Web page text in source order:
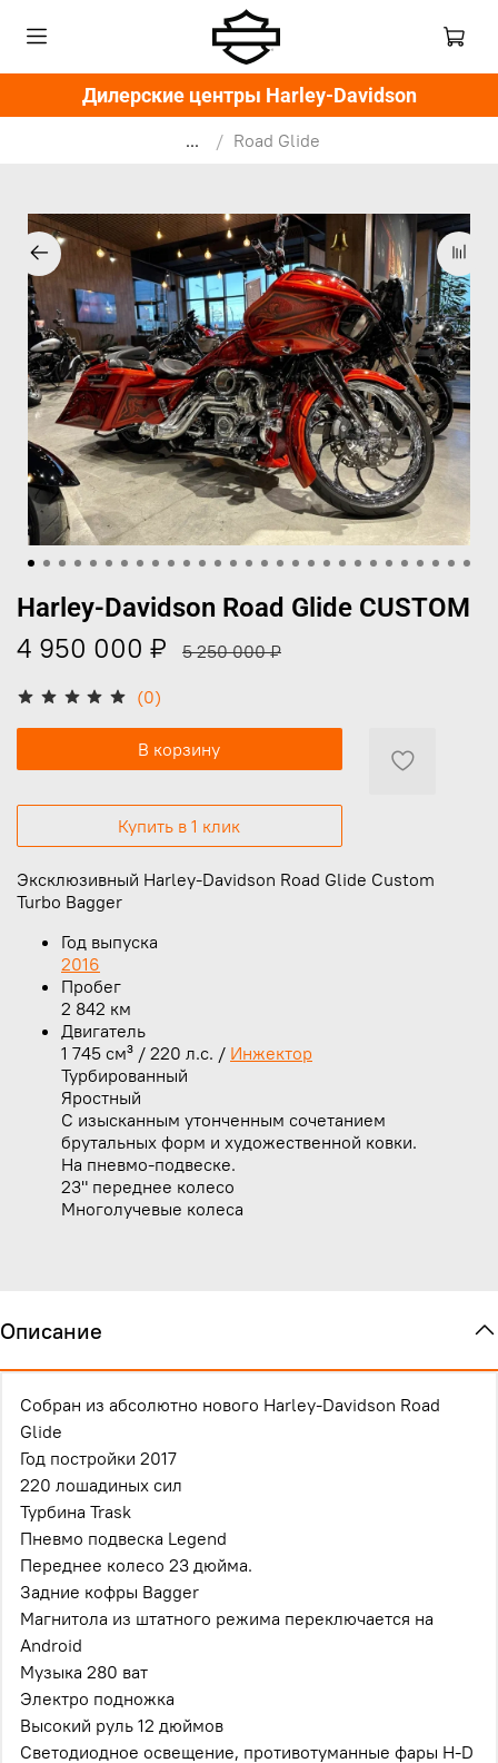
Дилерские центры Harley-Davidson
... Road Glide
(0)
Harley-Davidson Road Glide CUSTOM
4 950 000 ₽ 5 250 000 ₽
В корзину
Купить в 1 клик
Эксклюзивный Harley-Davidson Road Glide Custom
Turbo Bagger
Год выпуска
2016
Пробег
2 842 км
Двигатель
1 745 см³ / 220 л.с. / Инжектор
Турбированный
Яростный
С изысканным утонченным сочетанием
брутальных форм и художественной ковки.
На пневмо-подвеске.
23" переднее колесо
Многолучевые колеса
Описание
Собран из абсолютно нового Harley-Davidson Road
Glide
Год постройки 2017
220 лошадиных сил
Турбина Trask
Пневмо подвеска Legend
Переднее колесо 23 дюйма.
Задние кофры Bagger
Магнитола из штатного режима переключается на
Android
Музыка 280 ват
Электро подножка
Высокий руль 12 дюймов
Светодиодное освещение, противотуманные фары H-D